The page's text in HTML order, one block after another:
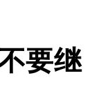
要继